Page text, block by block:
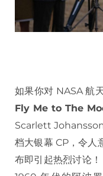
如果你对 NASA 航
Fly Me to The
Scarlett
档大银幕 CP，令人
布即引起热烈讨论